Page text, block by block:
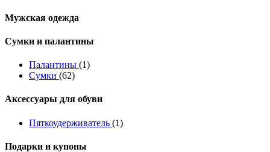
Мужская одежда
Сумки и палантины
Палантины (1)
Сумки (62)
Аксессуары для обуви
Пяткоудерживатель (1)
Подарки и купоны